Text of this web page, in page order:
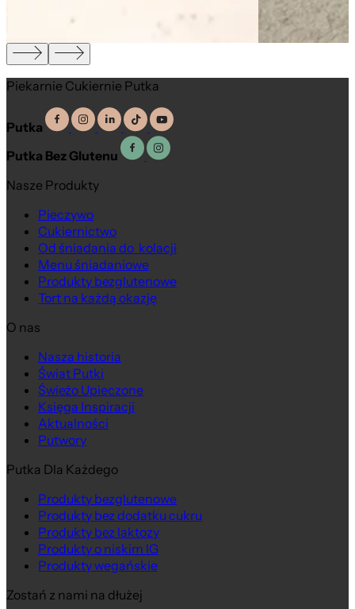
Piekarnie Cukiernie Putka
Putka
Putka Bez Glutenu
Nasze Produkty
Pieczywo
Cukiernictwo
Od śniadania do kolacji
Menu śniadaniowe
Produkty bezglutenowe
Tort na każdą okazję
O nas
Nasza historia
Świat Putki
Świeżo Upieczone
Księga Inspiracji
Aktualności
Putwory
Putka Dla Każdego
Produkty bezglutenowe
Produkty bez dodatku cukru
Produkty bez laktozy
Produkty o niskim IG
Produkty wegańskie
Zostań z nami na dłużej